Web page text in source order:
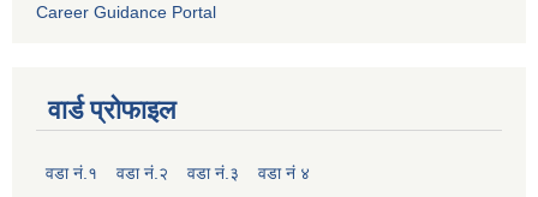
Career Guidance Portal
वार्ड प्रोफाइल
वडा नं.१ वडा नं.२ वडा नं.३ वडा नं ४